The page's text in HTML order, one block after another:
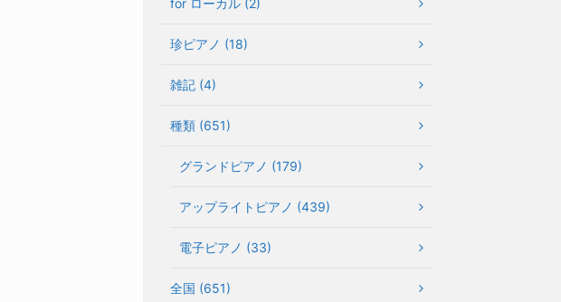
珍ピアノ (18)
雑記 (4)
種類 (651)
グランドピアノ (179)
アップライトピアノ (439)
電子ピアノ (33)
全国 (651)